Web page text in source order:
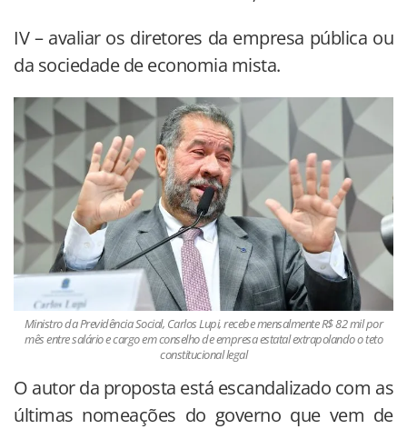
IV – avaliar os diretores da empresa pública ou
da sociedade de economia mista.
Ministro da Previdência Social, Carlos Lupi, recebe mensalmente R$ 82 mil por
mês entre salário e cargo em conselho de empresa estatal extrapolando o teto
constitucional legal
O autor da proposta está escandalizado com as
últimas nomeações do governo que vem de